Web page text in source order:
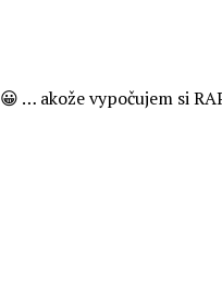
… akože vypočujem si